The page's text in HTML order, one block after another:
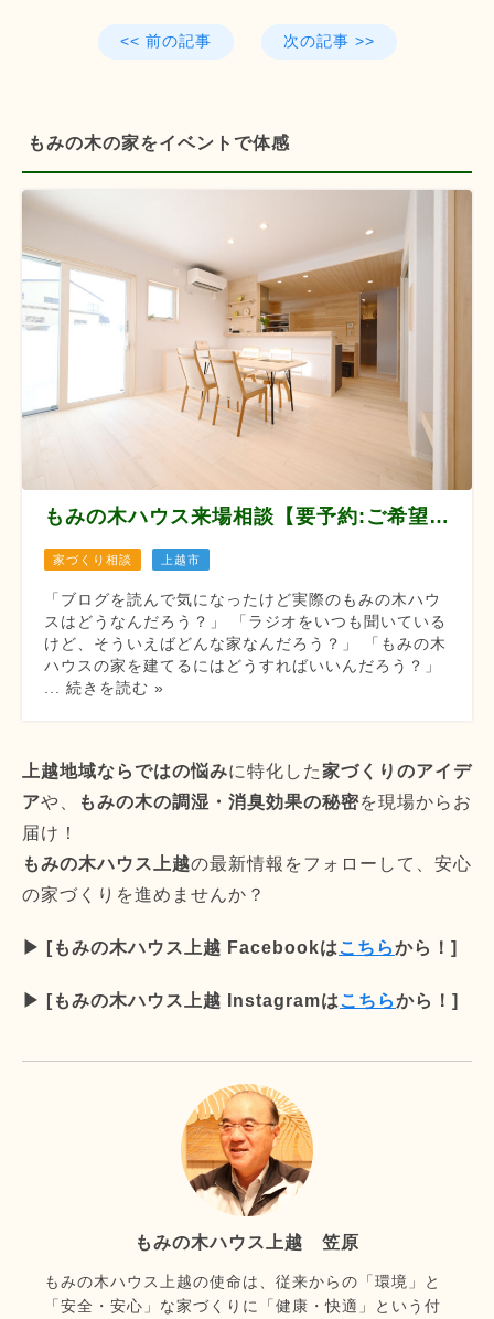
<< 前の記事 次の記事 >>
もみの木の家をイベントで体感
もみの木ハウス来場相談【要予約:ご希望日の3日前まで】
家づくり相談 上越市
「ブログを読んで気になったけど実際のもみの木ハウ
スはどうなんだろう？」 「ラジオをいつも聞いている
けど、そういえばどんな家なんだろう？」 「もみの木
ハウスの家を建てるにはどうすればいいんだろう？」
... 続きを読む »
上越地域ならではの悩みに特化した家づくりのアイデ
アや、 もみの木の調湿・消臭効果の秘密を現場からお
届け！
もみの木ハウス上越の最新情報をフォローして、安心
の家づくりを進めませんか？
▶︎ [もみの木ハウス上越 Facebookは こちらから！]
▶︎ [もみの木ハウス上越 Instagramは こちらから！]
もみの木ハウス上越 笠原
もみの木ハウス上越の使命は、従来からの「環境」と
「安全・安心」な家づくりに「健康・快適」という付